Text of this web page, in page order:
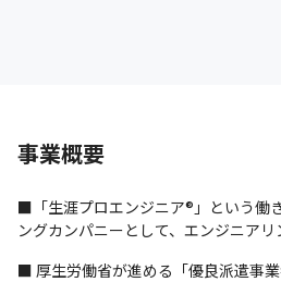
事業概要
■「生涯プロエンジニア®」という働
ングカンパニーとして、エンジニア
■ 厚生労働省が進める「優良派遣事